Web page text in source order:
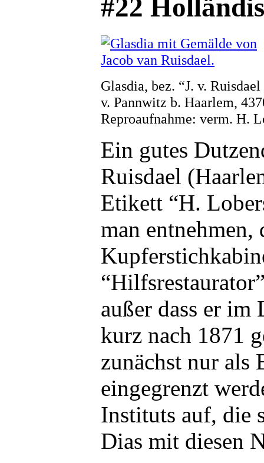
#22
Glasdia, bez. “J. v.
v. Pannwitz b. Haarlem,
Reproaufnahme: verm. H.
Ein gutes
Ruisdael
Etikett “H.
man entnehmen,
außer dass er im
kurz nach 1871
zunächst nur als
eingegrenzt
Instituts auf, die
Dias mit diesen